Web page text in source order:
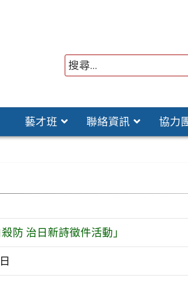
藝才班 聯絡資訊 協力
防 治日新詩徵件活動」